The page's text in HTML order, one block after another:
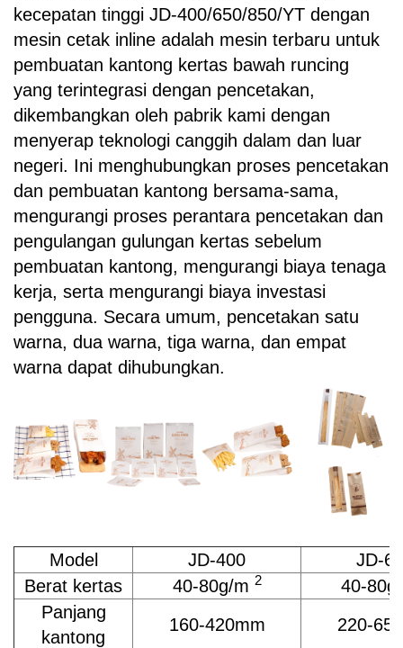
kecepatan tinggi JD-400/650/850/YT dengan
mesin cetak inline adalah mesin terbaru untuk
pembuatan kantong kertas bawah runcing
yang terintegrasi dengan pencetakan,
dikembangkan oleh pabrik kami dengan
menyerap teknologi canggih dalam dan luar
negeri. Ini menghubungkan proses pencetakan
dan pembuatan kantong bersama-sama,
mengurangi proses perantara pencetakan dan
pengulangan gulungan kertas sebelum
pembuatan kantong, mengurangi biaya tenaga
kerja, serta mengurangi biaya investasi
pengguna. Secara umum, pencetakan satu
warna, dua warna, tiga warna, dan empat
warna dapat dihubungkan.
Model JD-400
JD-
Berat kertas
40-80g/m 2
40-
Panjang
kantong
160-420mm
220-